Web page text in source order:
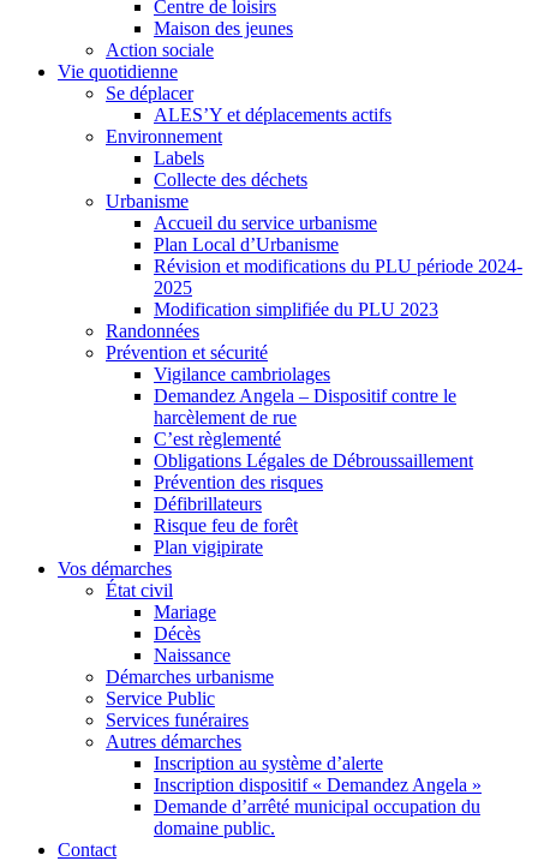
Centre de loisirs
Maison des jeunes
Action sociale
Vie quotidienne
Se déplacer
ALES’Y et déplacements actifs
Environnement
Labels
Collecte des déchets
Urbanisme
Accueil du service urbanisme
Plan Local d’Urbanisme
Révision et modifications du PLU période 2024-
2025
Modification simplifiée du PLU 2023
Randonnées
Prévention et sécurité
Vigilance cambriolages
Demandez Angela – Dispositif contre le
harcèlement de rue
C’est règlementé
Obligations Légales de Débroussaillement
Prévention des risques
Défibrillateurs
Risque feu de forêt
Plan vigipirate
Vos démarches
État civil
Mariage
Décès
Naissance
Démarches urbanisme
Service Public
Services funéraires
Autres démarches
Inscription au système d’alerte
Inscription dispositif « Demandez Angela »
Demande d’arrêté municipal occupation du
domaine public.
Contact